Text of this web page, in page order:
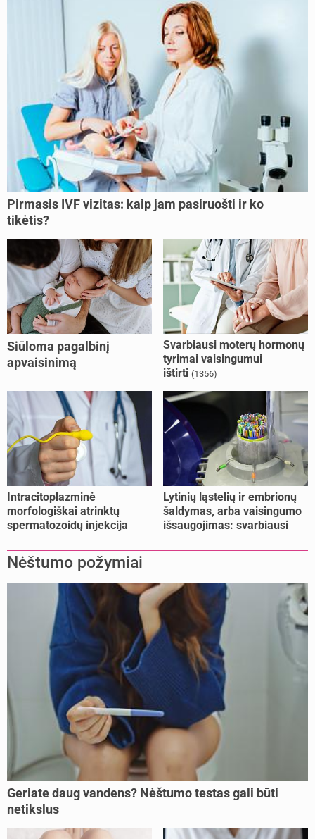
Pirmasis IVF vizitas: kaip jam pasiruošti ir ko
tikėtis?
Siūloma pagalbinį
apvaisinimą
nesusituokusiems, ir
vienišoms moterims
(10)
Svarbiausi moterų hormonų
tyrimai vaisingumui
ištirti (1356)
Intracitoplazminė
morfologiškai atrinktų
spermatozoidų injekcija
Lytinių ląstelių ir embrionų
šaldymas, arba vaisingumo
išsaugojimas: svarbiausi
Nėštumo požymiai
Geriate daug vandens? Nėštumo testas gali būti
netikslus